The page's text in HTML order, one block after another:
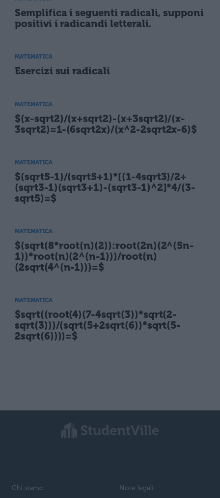
Semplifica i seguenti radicali, supponi
positivi i radicandi letterali.
MATEMATICA
Esercizi sui radicali
MATEMATICA
$(x-sqrt2)/(x+sqrt2)-(x+3sqrt2)/(x-
3sqrt2)=1-(6sqrt2x)/(x^2-2sqrt2x-6)$
MATEMATICA
$(sqrt5-1)/(sqrt5+1)*[(1-4sqrt3)/2+
(sqrt3-1)(sqrt3+1)-(sqrt3-1)^2]*4/(3-
sqrt5)=$
MATEMATICA
$(sqrt(8*root(n)(2)):root(2n)(2^(5n-
1))*root(n)(2^(n-1)))/root(n)
(2sqrt(4^(n-1)))=$
MATEMATICA
$sqrt((root(4)(7-4sqrt(3))*sqrt(2-
sqrt(3)))/(sqrt(5+2sqrt(6))*sqrt(5-
2sqrt(6))))=$
Chi siamo Note legali